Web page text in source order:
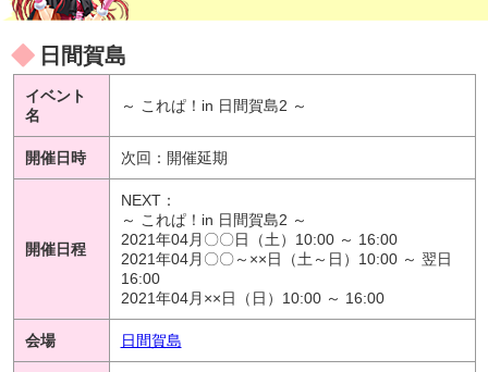
日間賀島
イベント
名
～ これぱ！in 日間賀島2 ～
開催日時 次回：開催延期
開催日程
NEXT：
～ これぱ！in 日間賀島2 ～
2021年04月〇〇日（土）10:00 ～ 16:00
2021年04月〇〇～××日（土～日）10:00 ～ 翌日
16:00
2021年04月××日（日）10:00 ～ 16:00
会場 日間賀島